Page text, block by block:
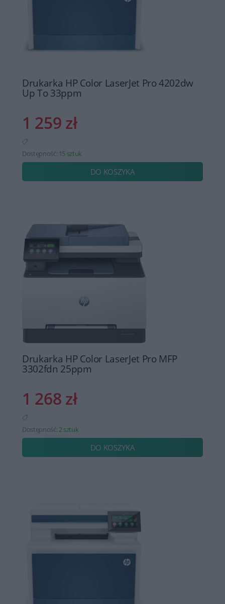
Drukarka HP Color LaserJet Pro 4202dw
Up To 33ppm
1 259 zł
Dostępność: 15 sztuk
DO KOSZYKA
Drukarka HP Color LaserJet Pro MFP
3302fdn 25ppm
1 268 zł
Dostępność: 2 sztuk
DO KOSZYKA